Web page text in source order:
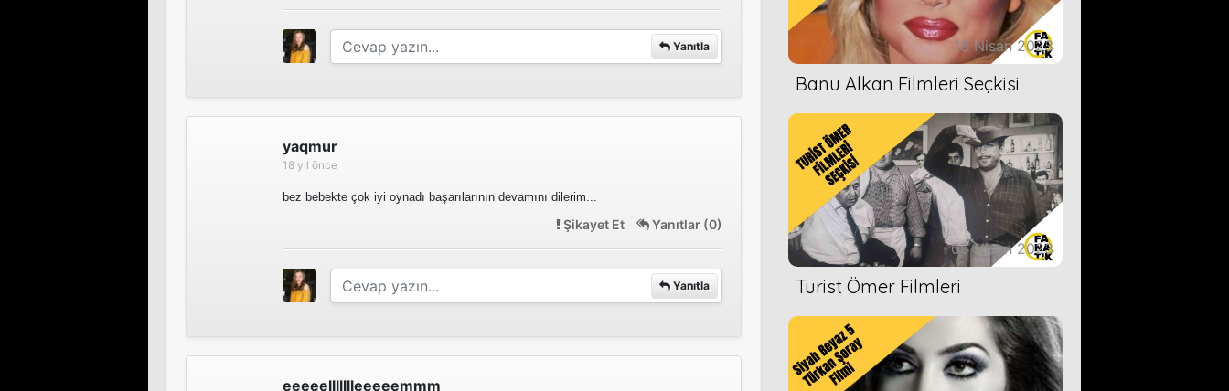
Yanıtla
yaqmur
18 yıl önce
bez bebekte çok iyi oynadı başarılarının devamını dilerim...
Şikayet Et Yanıtlar (0)
Yanıtla
eeeeellllllleeeeemmm
18 Nisan 2023
Banu Alkan Filmleri Seçkisi
05 Nisan 2023
Turist Ömer Filmleri